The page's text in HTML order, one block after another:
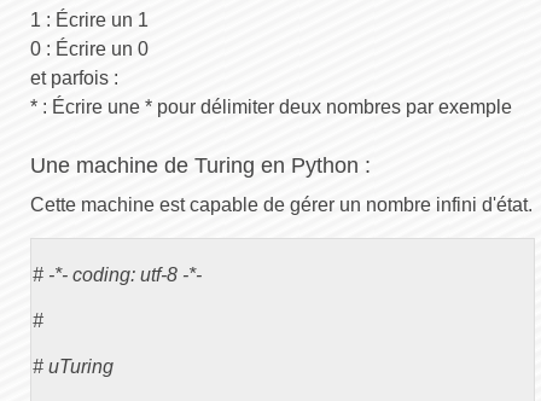
1 : Écrire un 1
0 : Écrire un 0
et parfois :
* : Écrire une * pour délimiter deux nombres par exemple
Une machine de Turing en Python :
Cette machine est capable de gérer un nombre infini d'état.
# -*- coding: utf-8 -*-
#
# uTuring